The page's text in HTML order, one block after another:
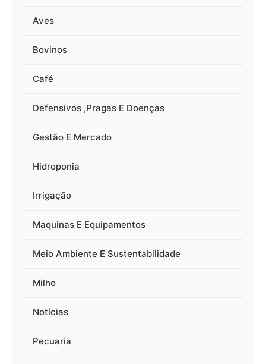
Aves
Bovinos
Café
Defensivos ,Pragas E Doenças
Gestão E Mercado
Hidroponia
Irrigação
Maquinas E Equipamentos
Meio Ambiente E Sustentabilidade
Milho
Notícias
Pecuaria